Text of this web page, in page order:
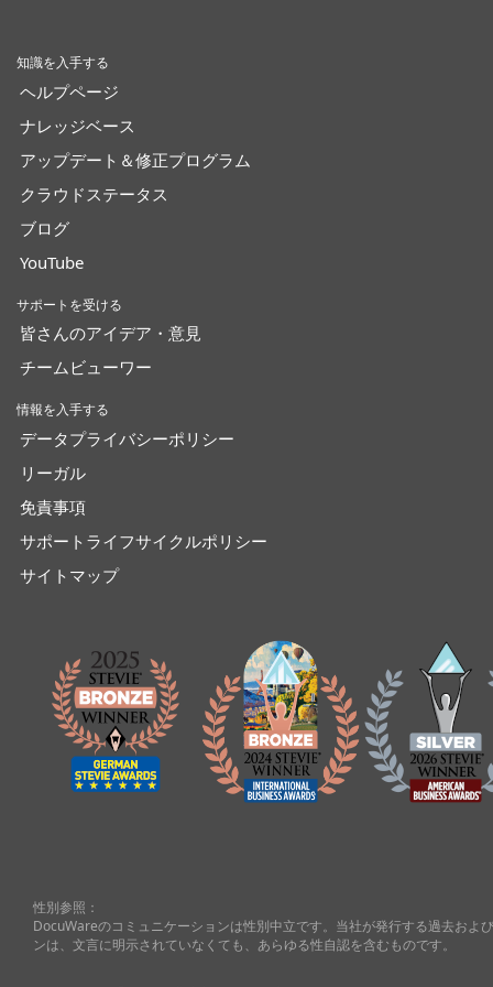
知識を入手する
ヘルプページ
ナレッジベース
アップデート＆修正プログラム
クラウドステータス
ブログ
YouTube
サポートを受ける
皆さんのアイデア・意見
チームビューワー
情報を入手する
データプライバシーポリシー
リーガル
免責事項
サポートライフサイクルポリシー
サイトマップ
性別参照：
DocuWareのコミュニケーションは性別中立です。当社が発行する過去およ
ンは、文言に明示されていなくても、あらゆる性自認を含むものです。